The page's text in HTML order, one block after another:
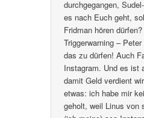
durchgegangen,
es nach Euch geht,
Fridman hören
Triggerwarning –
das zu dürfen! Auch
Instagram. Und es ist
damit Geld verdient
etwas: ich habe mir
geholt, weil Linus von